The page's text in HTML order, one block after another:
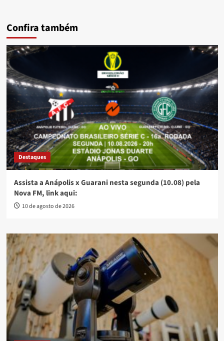
Confira também
Destaques
Assista a Anápolis x Guarani nesta segunda (10.08) pela
Nova FM, link aqui:
10 de agosto de 2026